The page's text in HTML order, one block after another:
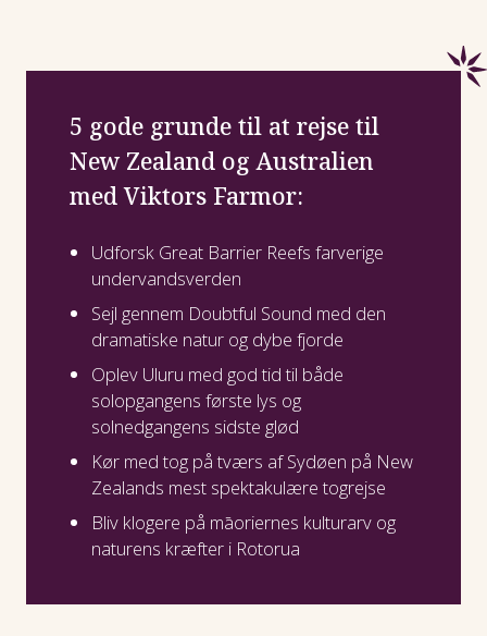
5 gode grunde til at rejse til
New Zealand og Australien
med Viktors Farmor:
Udforsk Great Barrier Reefs farverige
undervandsverden
Sejl gennem Doubtful Sound med den
dramatiske natur og dybe fjorde
Oplev Uluru med god tid til både
solopgangens første lys og
solnedgangens sidste glød
Kør med tog på tværs af Sydøen på New
Zealands mest spektakulære togrejse
Bliv klogere på māoriernes kulturarv og
naturens kræfter i Rotorua